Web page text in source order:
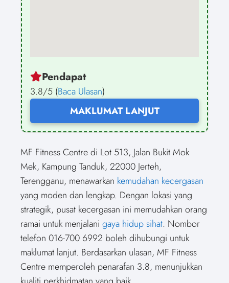
Pendapat
3.8/5 (Baca Ulasan)
MAKLUMAT LANJUT
MF Fitness Centre di Lot 513, Jalan Bukit Mok
Mek, Kampung Tanduk, 22000 Jerteh,
Terengganu, menawarkan kemudahan kecergasan
yang moden dan lengkap. Dengan lokasi yang
strategik, pusat kecergasan ini memudahkan orang
ramai untuk menjalani gaya hidup sihat. Nombor
telefon 016-700 6992 boleh dihubungi untuk
maklumat lanjut. Berdasarkan ulasan, MF Fitness
Centre memperoleh penarafan 3.8, menunjukkan